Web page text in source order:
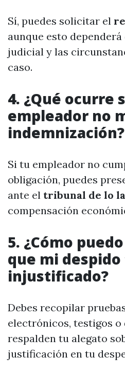
Sí, puedes solicitar el
aunque esto
judicial y las
caso.
4. ¿Qué ocurre
empleador no
indemnización?
Si tu empleador no
obligación, puedes
ante el tribunal de lo
compensación
5. ¿Cómo
que mi
injustificado?
Debes recopilar
electrónicos, testigos o
respalden tu alegato
justificación en tu